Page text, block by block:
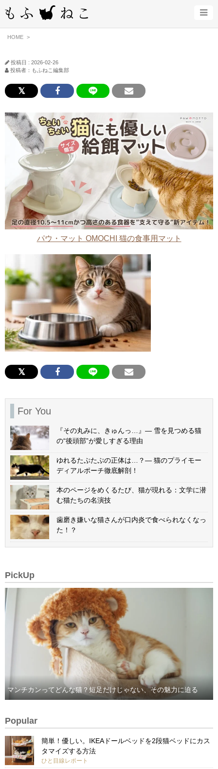
HOME
投稿日 : 2026-02-26
投稿者：もふねこ編集部
パウ・マット OMOCHI 猫の食事用マット
For You
『その丸みに、きゅんっ…』— 雪を見つめる猫
の“後頭部”が愛しすぎる理由
ゆれるたぷたぷの正体は…？— 猫のプライモー
ディアルポーチ徹底解剖！
本のページをめくるたび、猫が現れる：文学に潜
む猫たちの名演技
歯磨き嫌いな猫さんが口内炎で食べられなくなっ
た！？
PickUp
マンチカンってどんな猫？短足だけじゃない、その魅力に迫る
Popular
簡単！優しい。IKEAドールベッドを2段猫ベッドにカス
タマイズする方法
ひと目線レポート